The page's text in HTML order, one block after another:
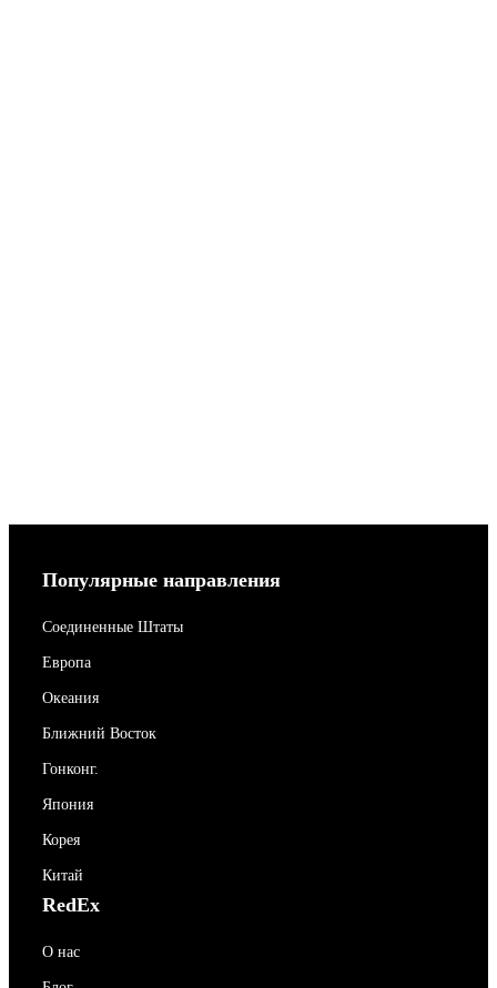
Популярные направления
Соединенные Штаты
Европа
Океания
Ближний Восток
Гонконг.
Япония
Корея
Китай
RedEx
О нас